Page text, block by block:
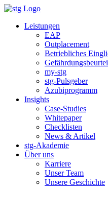
Zum
springenLeistungen
EAP
Outplacement
Betriebliches
my-stg
stg-Pulsgeber
Azubiprogramm
Insights
Case-Studies
Whitepaper
Checklisten
News & Artikel
stg-Akademie
Über uns
Karriere
Unser Team
Unsere Geschichte